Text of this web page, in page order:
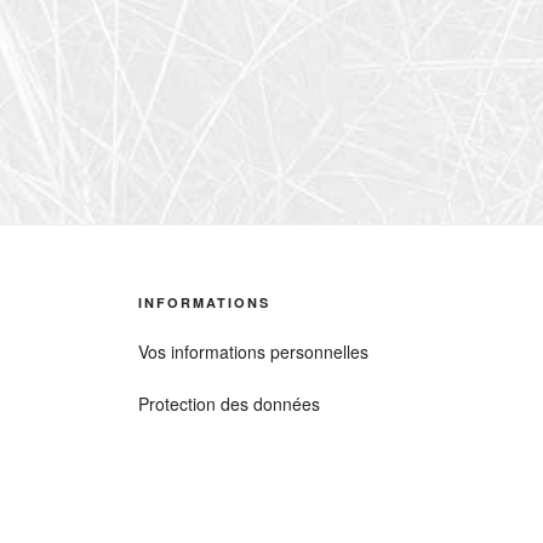
publications
INFORMATIONS
Vos informations personnelles
Protection des données